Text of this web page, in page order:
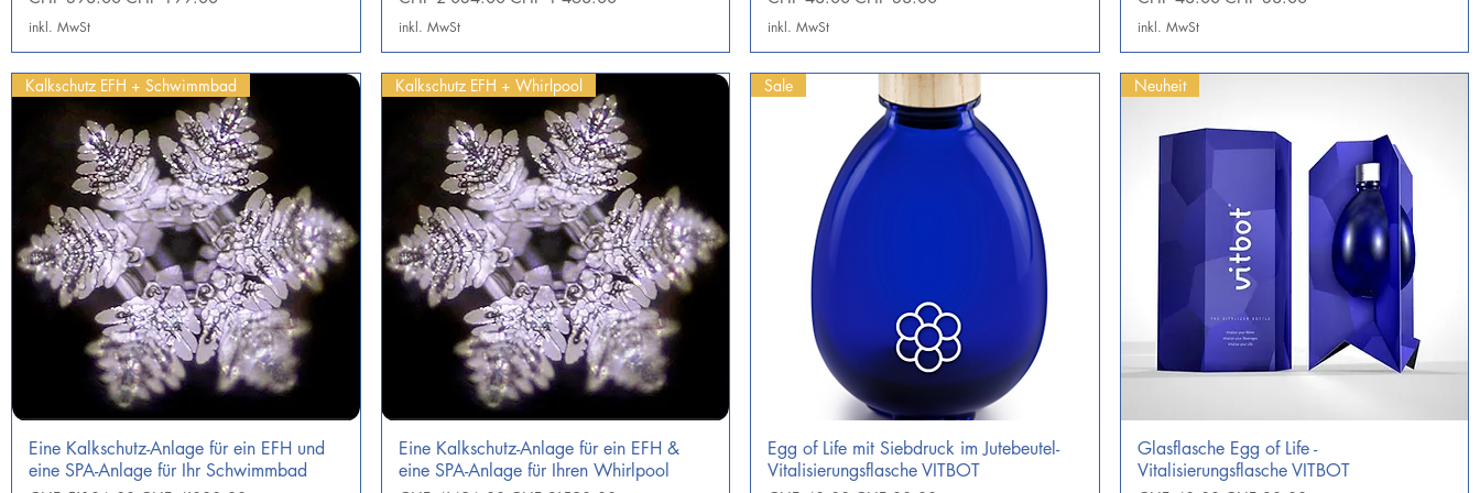
inkl. MwSt inkl. MwSt inkl. MwSt inkl. MwSt
Schnellansicht
Kalkschutz EFH + Schwimmbad
Eine Kalkschutz-Anlage für ein EFH und
eine SPA-Anlage für Ihr Schwimmbad
Schnellansicht
Kalkschutz EFH + Whirlpool
Eine Kalkschutz-Anlage für ein EFH &
eine SPA-Anlage für Ihren Whirlpool
Schnellansicht
Sale
Egg of Life mit Siebdruck im Jutebeutel-
Vitalisierungsflasche VITBOT
Schnellansicht
Neuheit
Glasflasche Egg of Life -
Vitalisierungsflasche VITBOT